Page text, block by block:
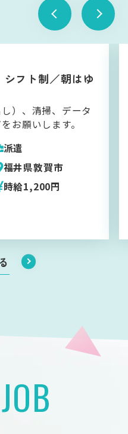
フト制／朝はゆ
）、清掃、データ
お願いします。
派遣
福井県敦賀市
時給1,200円